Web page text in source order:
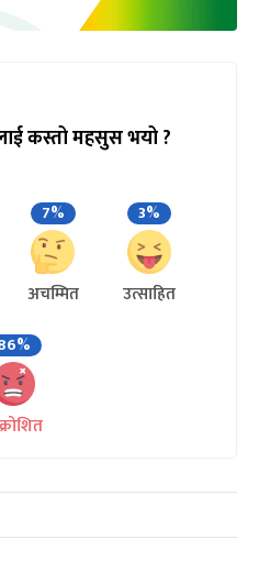
कस्तो महसुस भयो ?
7%
अचम्मित
3%
उत्साहित